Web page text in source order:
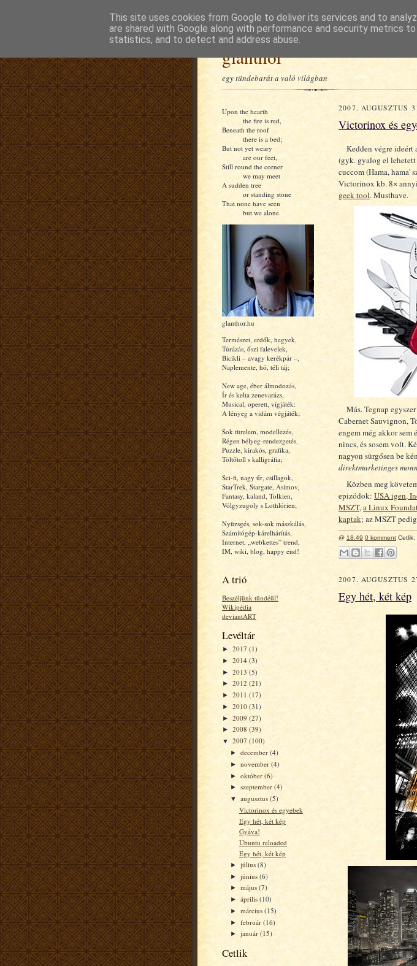
glanthor
egy tündebarát a való világban
Upon the hearth
the fire is red,
Beneath the roof
there is a bed;
But not yet weary
are our feet,
Still round the corner
we may meet
A sudden tree
or standing stone
That none have seen
but we alone.
glanthor.hu
Természet, erdők, hegyek,
Túrázás, őszi falevelek,
Bicikli – avagy kerékpár –,
Naplemente, hó, téli táj;
New age, éber álmodozás,
Ír és kelta zenevarázs,
Musical, operett, vígjáték:
A lényeg a vidám végjáték;
Sok türelem, modellezés,
Régen bélyeg-rendezgetés,
Puzzle, kirakós, grafika,
Töltőtoll s kalligráfia;
Sci-fi, nagy űr, csillagok,
StarTrek, Stargate, Asimov,
Fantasy, kaland, Tolkien,
Völgyzugoly s Lothlórien;
Nyüzsgés, sok-sok mászkálás,
Számítógép-kárelhárítás,
Internet, „webkettes” trend,
IM, wiki, blog, happy end!
A trió
Beszéljünk tündéül!
Wikipédia
deviantART
Levéltár
► 2017 (1)
► 2014 (3)
► 2013 (5)
► 2012 (21)
► 2011 (17)
► 2010 (31)
► 2009 (27)
► 2008 (39)
▼ 2007 (100)
►december(4)
►november(4)
►október(6)
►szeptember(4)
▼augusztus(5)
Victorinox és egyebek
Egy hét, két kép
Gyáva!
Ubuntu reloaded
Egy hét, két kép
►július(8)
►június(6)
►május(7)
►április(10)
►március(15)
►február(16)
►január(15)
Cetlik
2007. AUGUSZTUS
Victorinox és
Kedden végre ideért
(gyk. gyalog el
cuccom (Hama, hama'
Victorinox kb. 8×
geek tool. Musthave.
Más. Tegnap
Cabernet Sauvignon,
engem még akkor sem
nincs, és sosem volt.
nagyon sürgősen be
direktmarketinges
Közben meg
epizódok: USA igen,
MSZT,a Linux
kaptak; az MSZT
@ 18:49 0 komment Cetlik:
2007. AUGUSZTUS
Egy hét, két kép
This site uses cookies from Google to deliver its services and to
are shared with Google along with performance and security metrics
statistics, and to detect and address abuse.